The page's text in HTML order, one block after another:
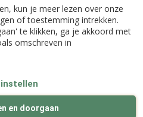
kun je meer lezen over onze
of toestemming intrekken.
te klikken, ga je akkoord met
omschreven in
en doorgaan
6 maanden
3 maanden garantie